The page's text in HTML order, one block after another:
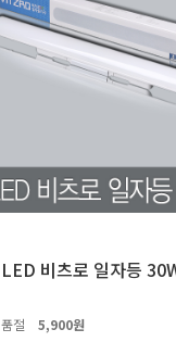
LED 비츠로 일자등
품절 5,900원